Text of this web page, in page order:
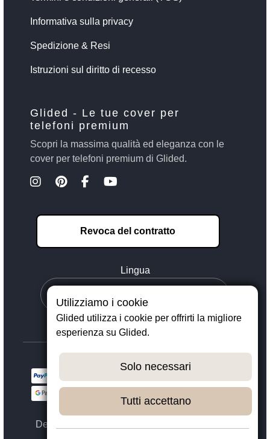
Informativa sulla privacy
Spedizione & Resi
Istruzioni sul diritto di recesso
Glided - Le tue cover per
telefoni premium
Scopri la massima qualità ed eleganza con le
cover per telefoni premium di Glided.
Revoca del contratto
Lingua
Designed with ❤️ in Dortmund - © 2023 - 2026,
Utilizziamo i cookie
Glided utilizza i cookie per offrirti la migliore
esperienza su Glided.
Solo necessari
Tutti accettano